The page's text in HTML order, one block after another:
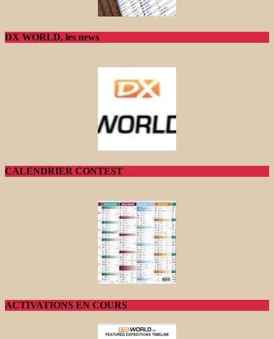
DX WORLD, les news
CALENDRIER CONTEST
ACTIVATIONS EN COURS